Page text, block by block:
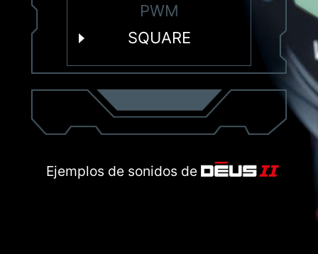
PWM
SQUARE
Ejemplos de sonidos de